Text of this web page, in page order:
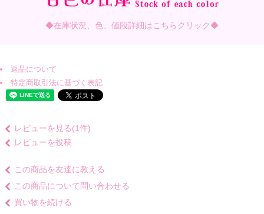
◆在庫状況、色、値段詳細はこちらクリック◆
返品について
特定商取引法に基づく表記
レビューを見る(1件)
レビューを投稿
この商品を友達に教える
この商品について問い合わせる
買い物を続ける